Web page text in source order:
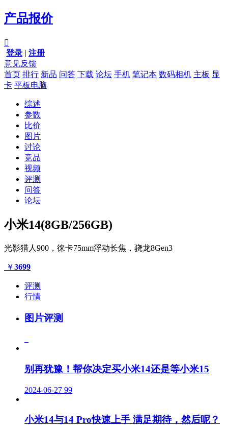
产品报价

登录 | 注册
意见反馈
首页 排行 新品 问答 下载 论坛 手机 笔记本 数码相机 主板 显
卡 平板电脑
综述
参数
比价
图片
讨论
竞品
视频
评测
问答
论坛
小米14(8GB/256GB)
光影猎人900，徕卡75mm浮动长焦，骁龙8Gen3
￥3699
评测
行情
图片评测
别再犹豫！帮你决定买小米14还是等小米15
2024-06-27 99
小米14与14 Pro快速上手 满足期待，然后呢？